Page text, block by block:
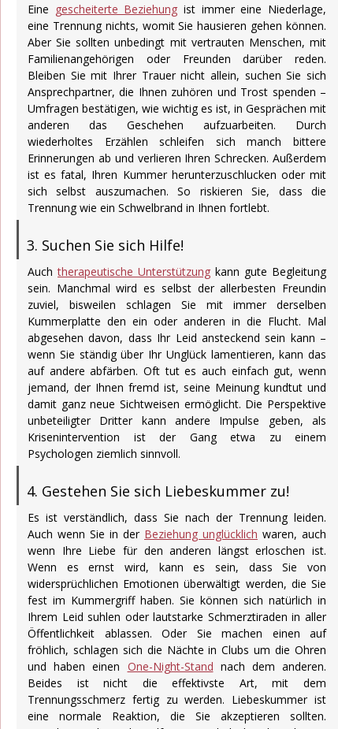
Eine gescheiterte Beziehung ist immer eine Niederlage,
eine Trennung nichts, womit Sie hausieren gehen können.
Aber Sie sollten unbedingt mit vertrauten Menschen, mit
Familienangehörigen oder Freunden darüber reden.
Bleiben Sie mit Ihrer Trauer nicht allein, suchen Sie sich
Ansprechpartner, die Ihnen zuhören und Trost spenden –
Umfragen bestätigen, wie wichtig es ist, in Gesprächen mit
anderen das Geschehen aufzuarbeiten. Durch
wiederholtes Erzählen schleifen sich manch bittere
Erinnerungen ab und verlieren Ihren Schrecken. Außerdem
ist es fatal, Ihren Kummer herunterzuschlucken oder mit
sich selbst auszumachen. So riskieren Sie, dass die
Trennung wie ein Schwelbrand in Ihnen fortlebt.
3. Suchen Sie sich Hilfe!
Auchtherapeutische Unterstützung kann gute Begleitung
sein. Manchmal wird es selbst der allerbesten Freundin
zuviel, bisweilen schlagen Sie mit immer derselben
Kummerplatte den ein oder anderen in die Flucht. Mal
abgesehen davon, dass Ihr Leid ansteckend sein kann –
wenn Sie ständig über Ihr Unglück lamentieren, kann das
auf andere abfärben. Oft tut es auch einfach gut, wenn
jemand, der Ihnen fremd ist, seine Meinung kundtut und
damit ganz neue Sichtweisen ermöglicht. Die Perspektive
unbeteiligter Dritter kann andere Impulse geben, als
Krisenintervention ist der Gang etwa zu einem
Psychologen ziemlich sinnvoll.
4. Gestehen Sie sich Liebeskummer zu!
Es ist verständlich, dass Sie nach der Trennung leiden.
Auch wenn Sie in der Beziehung unglücklich waren, auch
wenn Ihre Liebe für den anderen längst erloschen ist.
Wenn es ernst wird, kann es sein, dass Sie von
widersprüchlichen Emotionen überwältigt werden, die Sie
fest im Kummergriff haben. Sie können sich natürlich in
Ihrem Leid suhlen oder lautstarke Schmerztiraden in aller
Öffentlichkeit ablassen. Oder Sie machen einen auf
fröhlich, schlagen sich die Nächte in Clubs um die Ohren
und haben einen One-Night-Stand nach dem anderen.
Beides ist nicht die effektivste Art, mit dem
Trennungsschmerz fertig zu werden. Liebeskummer ist
eine normale Reaktion, die Sie akzeptieren sollten.